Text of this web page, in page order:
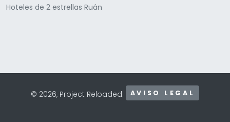
Hoteles de 2 estrellas Ruán
© 2026, Project Reloaded. AVISO LEGAL